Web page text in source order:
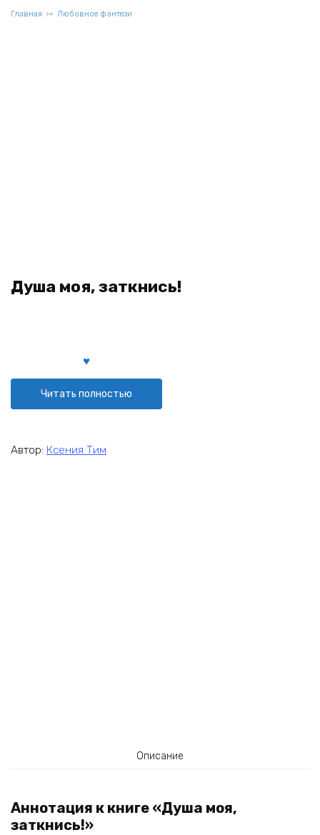
Главная Любовное фэнтези
Душа моя, заткнись!
Читать полностью
Автор: Ксения Тим
Описание
Аннотация к книге «Душа моя,
заткнись!»